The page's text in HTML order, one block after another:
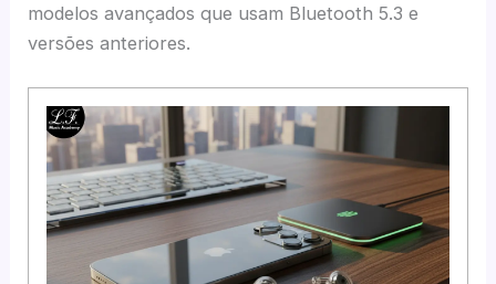
modelos avançados que usam Bluetooth 5.3 e
versões anteriores.